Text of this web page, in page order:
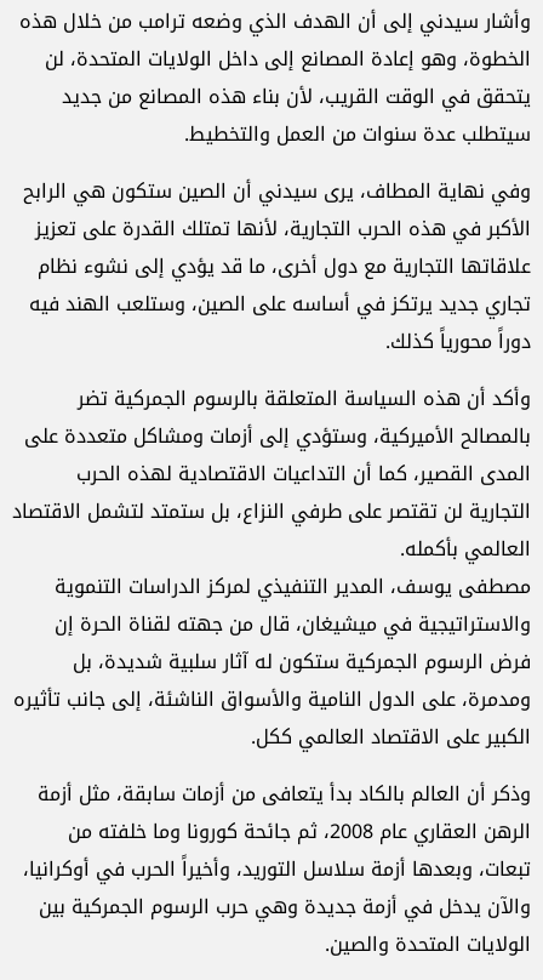
وأشار سيدني إلى أن الهدف الذي وضعه ترامب من خلال هذه
الخطوة، وهو إعادة المصانع إلى داخل الولايات المتحدة، لن
يتحقق في الوقت القريب، لأن بناء هذه المصانع من جديد
سيتطلب عدة سنوات من العمل والتخطيط.
وفي نهاية المطاف، يرى سيدني أن الصين ستكون هي الرابح
الأكبر في هذه الحرب التجارية، لأنها تمتلك القدرة على تعزيز
علاقاتها التجارية مع دول أخرى، ما قد يؤدي إلى نشوء نظام
تجاري جديد يرتكز في أساسه على الصين، وستلعب الهند فيه
دوراً محورياً كذلك.
وأكد أن هذه السياسة المتعلقة بالرسوم الجمركية تضر
بالمصالح الأميركية، وستؤدي إلى أزمات ومشاكل متعددة على
المدى القصير، كما أن التداعيات الاقتصادية لهذه الحرب
التجارية لن تقتصر على طرفي النزاع، بل ستمتد لتشمل الاقتصاد
العالمي بأكمله.
مصطفى يوسف، المدير التنفيذي لمركز الدراسات التنموية
والاستراتيجية في ميشيغان، قال من جهته لقناة الحرة إن
فرض الرسوم الجمركية ستكون له آثار سلبية شديدة، بل
ومدمرة، على الدول النامية والأسواق الناشئة، إلى جانب تأثيره
الكبير على الاقتصاد العالمي ككل.
وذكر أن العالم بالكاد بدأ يتعافى من أزمات سابقة، مثل أزمة
الرهن العقاري عام 2008، ثم جائحة كورونا وما خلفته من
تبعات، وبعدها أزمة سلاسل التوريد، وأخيراً الحرب في أوكرانيا،
والآن يدخل في أزمة جديدة وهي حرب الرسوم الجمركية بين
الولايات المتحدة والصين.